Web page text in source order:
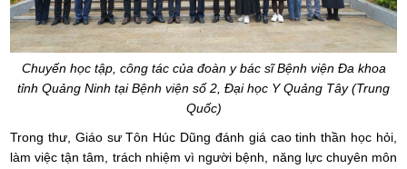
Chuyến học tập, công tác của đoàn y bác sĩ Bệnh viện Đa khoa
tỉnh Quảng Ninh tại Bệnh viện số 2, Đại học Y Quảng Tây (Trung
Quốc)
Trong thư, Giáo sư Tôn Húc Dũng đánh giá cao tinh thần học hỏi,
làm việc tận tâm, trách nhiệm vì người bệnh, năng lực chuyên môn